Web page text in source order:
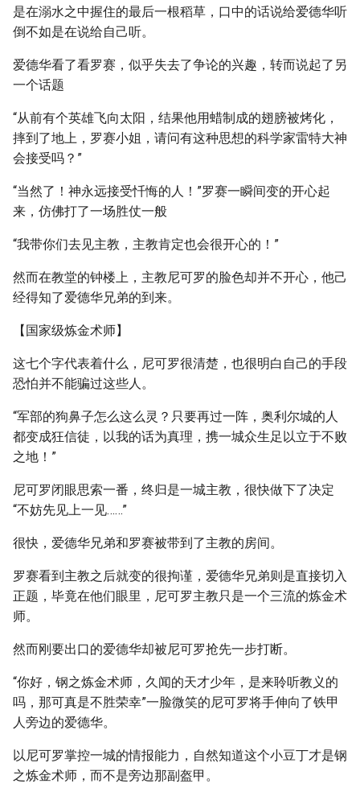
是在溺水之中握住的最后一根稻草，口中的话说给爱德华听
倒不如是在说给自己听。
爱德华看了看罗赛，似乎失去了争论的兴趣，转而说起了另
一个话题
“从前有个英雄飞向太阳，结果他用蜡制成的翅膀被烤化，
摔到了地上，罗赛小姐，请问有这种思想的科学家雷特大神
会接受吗？”
“当然了！神永远接受忏悔的人！”罗赛一瞬间变的开心起
来，仿佛打了一场胜仗一般
“我带你们去见主教，主教肯定也会很开心的！”
然而在教堂的钟楼上，主教尼可罗的脸色却并不开心，他己
经得知了爱德华兄弟的到来。
【国家级炼金术师】
这七个字代表着什么，尼可罗很清楚，也很明白自己的手段
恐怕并不能骗过这些人。
“军部的狗鼻子怎么这么灵？只要再过一阵，奥利尔城的人
都变成狂信徒，以我的话为真理，携一城众生足以立于不败
之地！”
尼可罗闭眼思索一番，终归是一城主教，很快做下了决定
“不妨先见上一见……”
很快，爱德华兄弟和罗赛被带到了主教的房间。
罗赛看到主教之后就变的很拘谨，爱德华兄弟则是直接切入
正题，毕竟在他们眼里，尼可罗主教只是一个三流的炼金术
师。
然而刚要出口的爱德华却被尼可罗抢先一步打断。
“你好，钢之炼金术师，久闻的天才少年，是来聆听教义的
吗，那可真是不胜荣幸”一脸微笑的尼可罗将手伸向了铁甲
人旁边的爱德华。
以尼可罗掌控一城的情报能力，自然知道这个小豆丁才是钢
之炼金术师，而不是旁边那副盔甲。